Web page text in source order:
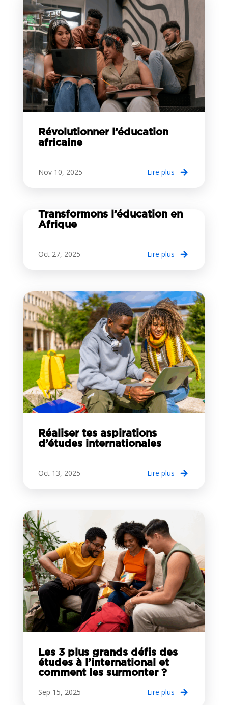
Révolutionner l’éducation
africaine
Nov 10, 2025 lire plus
Transformons l’éducation en
Afrique
Oct 27, 2025 lire plus
Réaliser tes aspirations
d’études internationales
Oct 13, 2025 lire plus
Les 3 plus grands défis des
études à l’international et
comment les surmonter ?
Sep 15, 2025 lire plus